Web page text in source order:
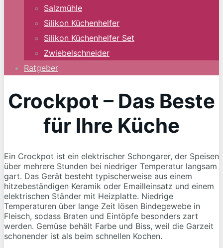
Salzmühle
Silikon Küchenhelfer
Silikon Küchenhelfer Set
Zwiebelschneider
Ratgeber
Crockpot – Das Beste
für Ihre Küche
Ein Crockpot ist ein elektrischer Schongarer, der Speisen
über mehrere Stunden bei niedriger Temperatur langsam
gart. Das Gerät besteht typischerweise aus einem
hitzebeständigen Keramik oder Emailleinsatz und einem
elektrischen Ständer mit Heizplatte. Niedrige
Temperaturen über lange Zeit lösen Bindegewebe in
Fleisch, sodass Braten und Eintöpfe besonders zart
werden. Gemüse behält Farbe und Biss, weil die Garzeit
schonender ist als beim schnellen Kochen.